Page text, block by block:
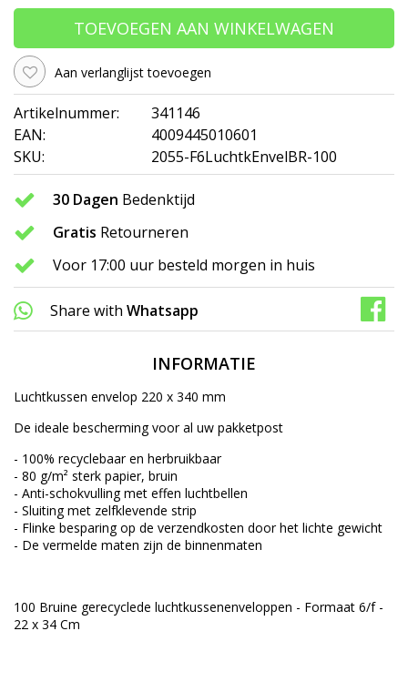
TOEVOEGEN AAN WINKELWAGEN
Aan verlanglijst toevoegen
Artikelnummer:
341146
EAN:
4009445010601
SKU:
2055-F6LuchtkEnvelBR-100
30 Dagen Bedenktijd
Gratis Retourneren
Voor 17:00 uur besteld morgen in huis
Share with Whatsapp
INFORMATIE
Luchtkussen envelop 220 x 340 mm
De ideale bescherming voor al uw pakketpost
- 100% recyclebaar en herbruikbaar
- 80 g/m² sterk papier, bruin
- Anti-schokvulling met effen luchtbellen
- Sluiting met zelfklevende strip
- Flinke besparing op de verzendkosten door het lichte gewicht
- De vermelde maten zijn de binnenmaten
100 Bruine gerecyclede luchtkussenenveloppen - Formaat 6/f -
22 x 34 Cm